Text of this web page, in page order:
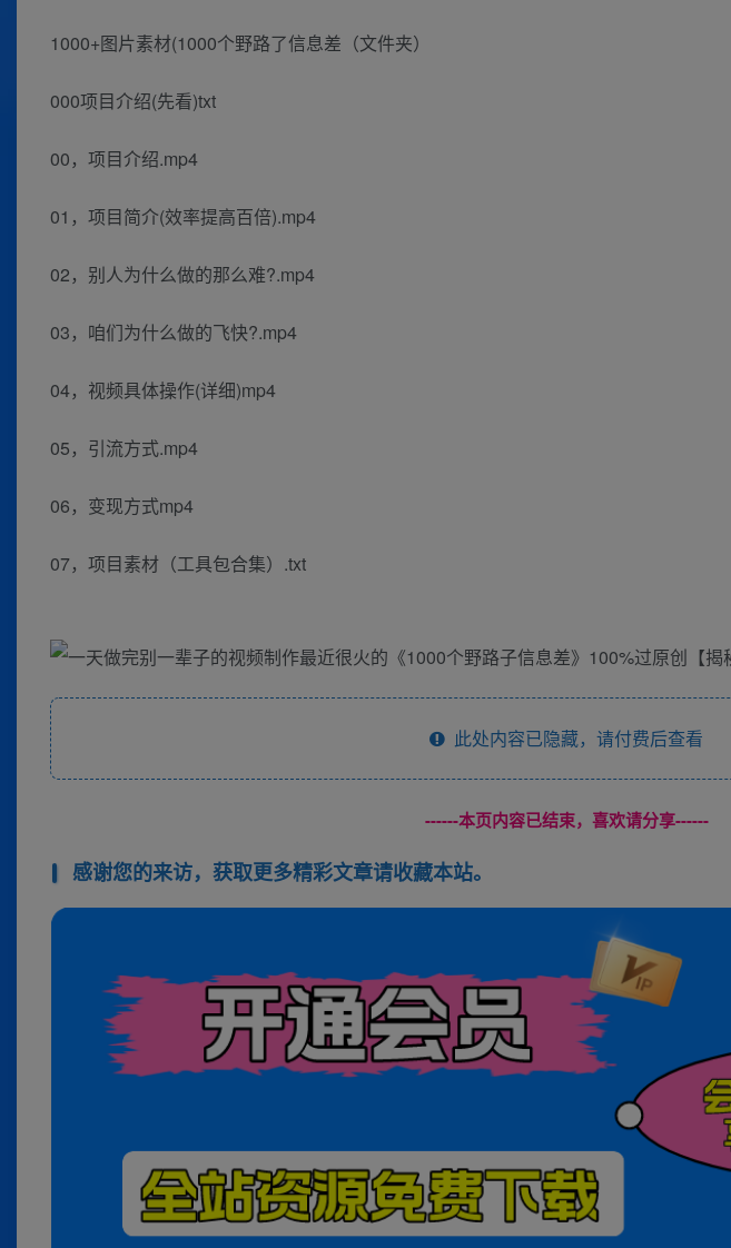
1000+图片素材(1000个野路了信息差（文件夹）
000项目介绍(先看)txt
00，项目介绍.mp4
01，项目简介(效率提高百倍).mp4
02，别人为什么做的那么难?.mp4
03，咱们为什么做的飞快?.mp4
04，视频具体操作(详细)mp4
05，引流方式.mp4
06，变现方式mp4
07，项目素材（工具包合集）.txt
此处内容已隐藏，请付费后查看
------本页内容已结束，喜欢请分享------
感谢您的来访，获取更多精彩文章请收藏本站。